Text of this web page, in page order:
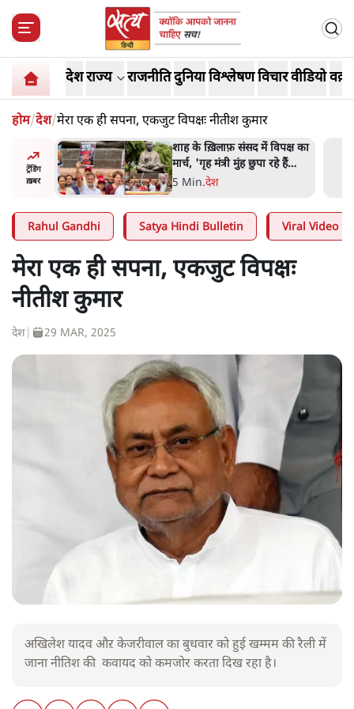
देशराज्य राजनीतिदुनियाविश्लेषणविचारवीडियो
होम/देश/मेरा एक ही सपना, एकजुट विपक्षः नीतीश कुमार
ट्रेंडिंग
ख़बर
का
हैं'
'अमित शाह के संसद में आने पर
विचार करे सरकार': राज्यसभा
सभापति ने केंद्र से कहा
5 Min.देश
Rahul Gandhi Satya Hindi Bulletin Viral Video
मेरा एक ही सपना, एकजुट विपक्षः
नीतीश कुमार
देश 29 MAR, 2025
अखिलेश यादव औऱ केजरीवाल का बुधवार को हुई खम्मम की रैली में
जाना नीतिश की कवायद को कमजोर करता दिख रहा है।